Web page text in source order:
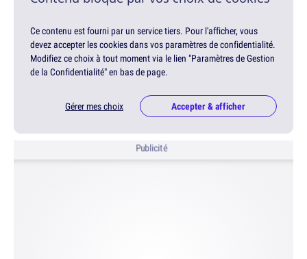
Ce contenu est fourni par un service tiers. Pour l'afficher, vous
devez accepter les cookies dans vos paramètres de confidentialité.
Modifiez ce choix à tout moment via le lien "Paramètres de Gestion
de la Confidentialité" en bas de page.
Gérer mes choix Accepter & afficher
Publicité